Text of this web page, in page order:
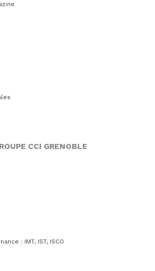
CCI GRENOBLE
: IMT, IST, ISCO